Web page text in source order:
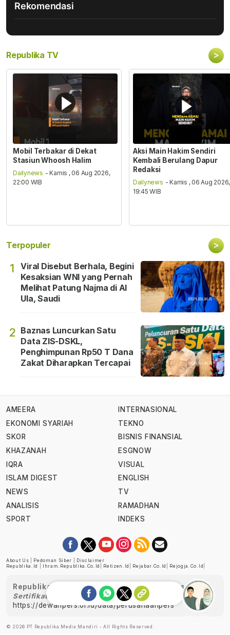
Rekomendasi
Republika TV >
Mobil Terbakar di Dekat
Stasiun Whoosh Halim
Dailynews - Kamis , 06 Aug 2026,
22:00 WIB
Aksi Main Hakim Sendiri
Kembali Berulang Dapur
Redaksi
Dailynews - Kamis , 06 Aug 2026,
19:45 WIB
Terpopuler >
1
Viral Disebut Berhala, Begini
Kesaksian WNI yang Pernah
Melihat Patung Najma di Al
Ula, Saudi
2 Baznas Luncurkan Satu
Data ZIS-DSKL,
Penghimpunan Rp50 T Dana
Zakat Diharapkan Tercapai
AMEERA
EKONOMI SYARIAH
SKOR
KHAZANAH
IQRA
ISLAM DIGEST
NEWS
ANALISIS
SPORT
INTERNASIONAL
TEKNO
BISNIS FINANSIAL
ESGNOW
VISUAL
ENGLISH
TV
RAMADHAN
INDEKS
About Us Pedoman Siber
Disclaimer
Republika.id
Ihram.republika.co.id Retizen.id Rejabar.co.id Rejogja.co.id
Republika telah diverifikasi oleh Dewan Pers
Sertifikat Nomor 1058/DP-Verifikasi/K/XII/2022
https://dewanpers.or.id/data/perusahaanpers
© 2026 PT Republika Media Mandiri - All Rights Reserved.